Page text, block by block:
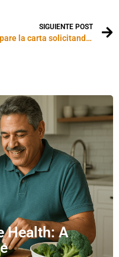
SIGUIENTE POST
Prepare la carta solicitando la información genealógica a sus familiares
Health: A